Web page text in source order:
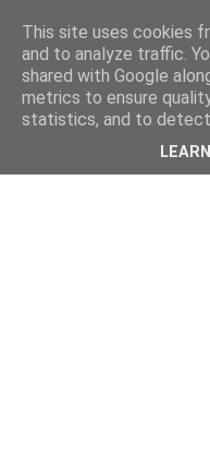
This site uses cookies
and to analyze traffic.
shared with Google
metrics to ensure
statistics, and to detect